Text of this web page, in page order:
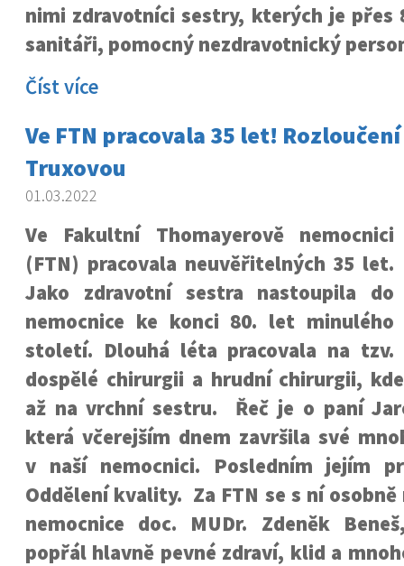
nimi zdravotníci sestry, kterých je přes
sanitáři, pomocný nezdravotnický
Číst více
Ve FTN pracovala 35 let!
Truxovou
01.03.2022
Ve Fakultní Thomayerově nemocnici
(FTN) pracovala neuvěřitelných 35 let.
Jako zdravotní sestra nastoupila do
nemocnice ke konci 80. let minulého
století. Dlouhá léta pracovala na tzv.
dospělé chirurgii a hrudní chirurgii,
až na vrchní sestru. Řeč je o paní
která včerejším dnem završila své
v naší nemocnici. Posledním jejím
Oddělení kvality. Za FTN se s ní
nemocnice doc. MUDr. Zdeněk
popřál hlavně pevné zdraví, klid a